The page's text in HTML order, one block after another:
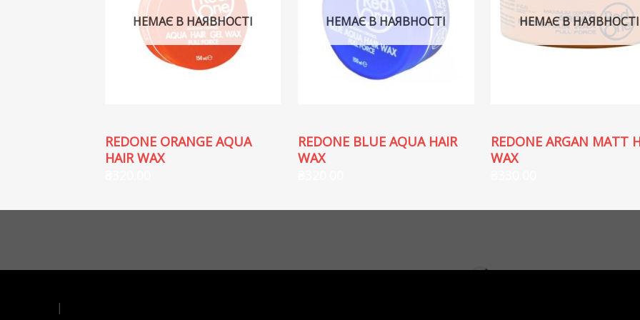
НЕМАЄ В НАЯВНОСТІ
REDONE ORANGE AQUA
HAIR WAX
НЕМАЄ В НАЯВНОСТІ
REDONE BLUE AQUA HAIR
WAX
НЕМАЄ В НАЯВНОСТІ
REDONE ARGAN MATT
WAX
|